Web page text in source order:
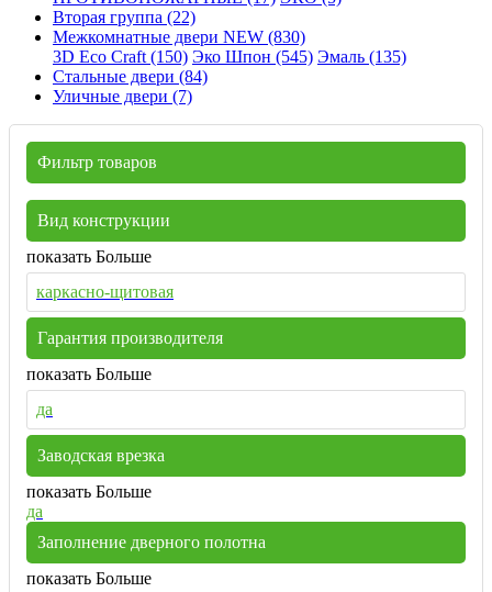
Вторая группа (22)
Межкомнатные двери NEW (830)
3D Eco Craft (150) Эко Шпон (545) Эмаль (135)
Стальные двери (84)
Уличные двери (7)
Фильтр товаров
Вид конструкции
показать Больше
каркасно-щитовая
Гарантия производителя
показать Больше
да
Заводская врезка
показать Больше
да
Заполнение дверного полотна
показать Больше